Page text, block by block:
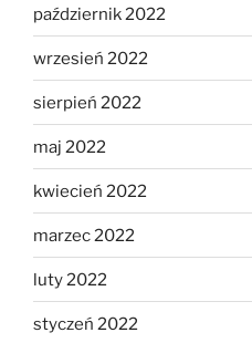
październik 2022
wrzesień 2022
sierpień 2022
maj 2022
kwiecień 2022
marzec 2022
luty 2022
styczeń 2022